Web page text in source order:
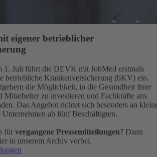
eigener betrieblicher
1. Juli führt die DEVK mit JobMed erstmals
betriebliche Krankenversicherung (bKV) ein.
die Möglichkeit, in die Gesundheit ihrer
Mitarbeiter zu investieren und Fachkräfte ans
Das Angebot richtet sich besonders an
Unternehmen ab fünf Beschäftigten.
für vergangene Pressemitteilungen? Dann
in unserem Archiv vorbei.